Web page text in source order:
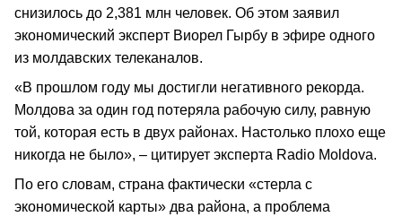
снизилось до 2,381 млн человек. Об этом заявил
экономический эксперт Виорел Гырбу в эфире одного
из молдавских телеканалов.
«В прошлом году мы достигли негативного рекорда.
Молдова за один год потеряла рабочую силу, равную
той, которая есть в двух районах. Настолько плохо еще
никогда не было», – цитирует эксперта Radio Moldova.
По его словам, страна фактически «стерла с
экономической карты» два района, а проблема